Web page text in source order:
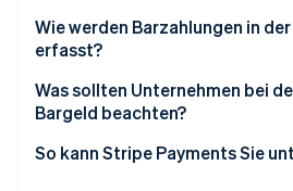
Wie werden Barzahlungen in
erfasst?
Was sollten Unternehmen bei
Bargeld beachten?
Diebstahl oder Verlust
So kann Stripe Payments Sie